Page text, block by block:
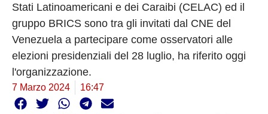
Stati Latinoamericani e dei Caraibi (CELAC) ed il
gruppo BRICS sono tra gli invitati dal CNE del
Venezuela a partecipare come osservatori alle
elezioni presidenziali del 28 luglio, ha riferito oggi
l'organizzazione.
7 Marzo 2024 16:47